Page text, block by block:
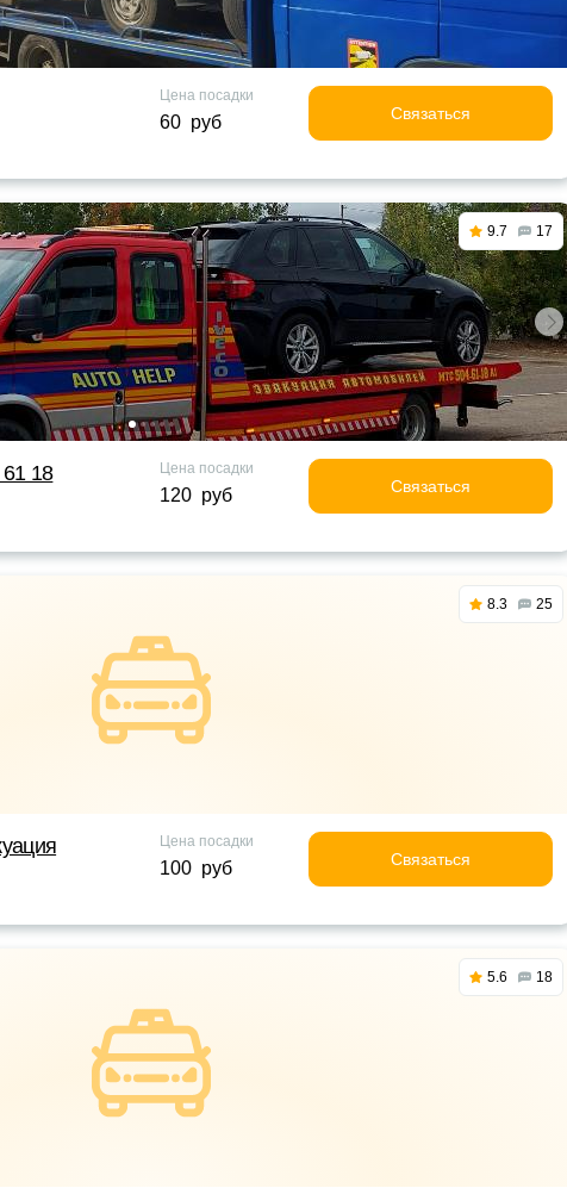
Цена посадки
60 руб Связаться
9.7 17
18 Цена посадки
120 руб Связаться
8.3 25
Цена посадки
100 руб Связаться
5.6 18